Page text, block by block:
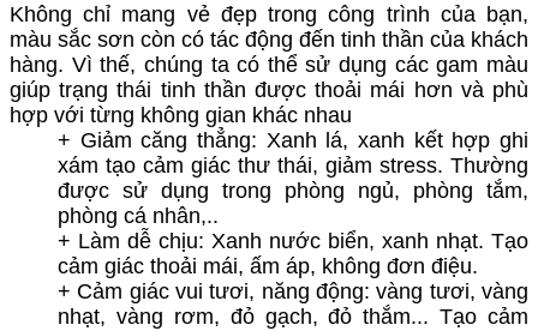
Không chỉ mang vẻ đẹp trong công trình của bạn,
màu sắc sơn còn có tác động đến tinh thần của khách
hàng. Vì thế, chúng ta có thể sử dụng các gam màu
giúp trạng thái tinh thần được thoải mái hơn và phù
hợp với từng không gian khác nhau
+ Giảm căng thẳng: Xanh lá, xanh kết hợp ghi
xám tạo cảm giác thư thái, giảm stress. Thường
được sử dụng trong phòng ngủ, phòng tắm,
phòng cá nhân,..
+ Làm dễ chịu: Xanh nước biển, xanh nhạt. Tạo
cảm giác thoải mái, ấm áp, không đơn điệu.
+ Cảm giác vui tươi, năng động: vàng tươi, vàng
nhạt, vàng rơm, đỏ gạch, đỏ thắm... Tạo cảm